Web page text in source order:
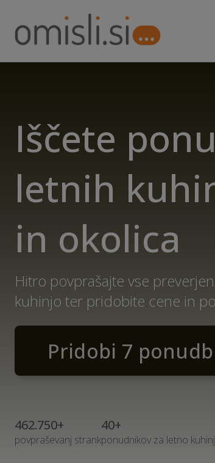
Iščete
letnih
in okolica
Hitro povprašajte vse
kuhinjo ter pridobite cene in
Pridobi 7 ponudb
462.750+
povpraševanj strank
40+
ponudnikov za letno